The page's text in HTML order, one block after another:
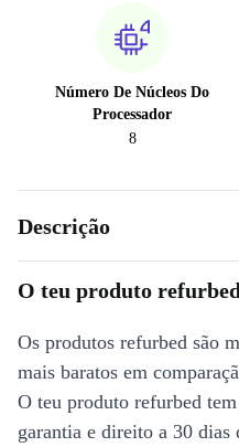
Número De Núcleos Do
Processador
8
Descrição
O teu produto refurbed
Os produtos refurbed são
mais baratos em
O teu produto refurbed
garantia e direito a 30 dias